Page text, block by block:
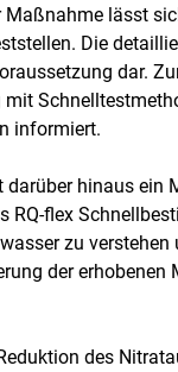
lässt
Die
dar.
informiert.
darüber hinaus
RQ-flex
zu
der erhobenen
des